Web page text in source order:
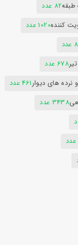
طبقه82 عدد
کننده1020 عدد
678 عدد
نرده های دیوار461 عدد
3438 عدد